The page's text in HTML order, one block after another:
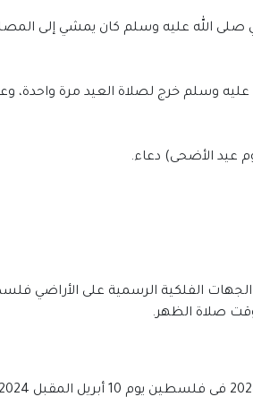
صلى الله عليه وسلم كان يمشي إلى
وسلم خرج لصلاة العيد مرة واحدة،
عيد الأضحى) دعاء.
1445-2024 في فلسطين، مع دقات الساعة 6:15 صباحاً، وقد أكدت الجهات الفلكية الرسمية على